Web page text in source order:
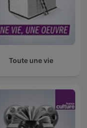
Toute une vie